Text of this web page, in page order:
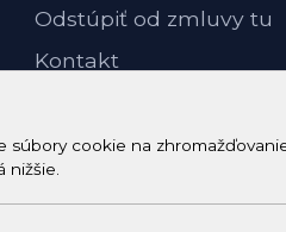
súbory cookie na
Odstúpiť od zmluvy tu
Kontakt